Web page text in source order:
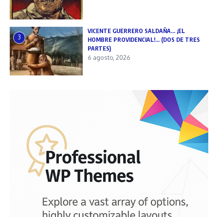
3
VICENTE GUERRERO SALDAÑA… ¡EL
HOMBRE PROVIDENCIAL!… (DOS DE TRES
PARTES)
6 agosto, 2026